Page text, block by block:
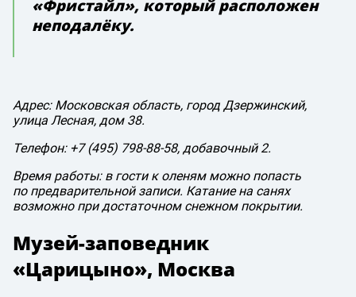
«Фристайл», который расположен
неподалёку.
Адрес: Московская область, город Дзержинский,
улица Лесная, дом 38.
Телефон: +7 (495) 798-88-58, добавочный 2.
Время работы: в гости к оленям можно попасть
по предварительной записи. Катание на санях
возможно при достаточном снежном покрытии.
Музей-заповедник
«Царицыно», Москва